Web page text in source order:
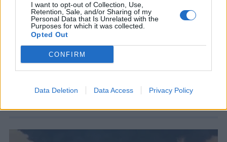
I want to opt-out of Collection, Use,
Retention, Sale, and/or Sharing of my
Personal Data that Is Unrelated with the
Purposes for which it was collected.
Opted Out
CONFIRM
Data Deletion Data Access Privacy Policy
ΚΟΣΜΟΣ
Ουκρανία: Ο ρωσικός στρατός
κατέλαβε οικισμό στο Χάρκοβο και
έπληξε πλοίο με πυρομαχικά
του Σιζράν